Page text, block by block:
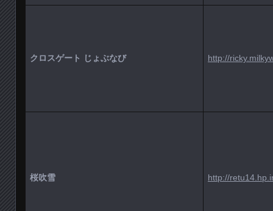
クロスゲート じょぶなび http://
桜吹雪 http://